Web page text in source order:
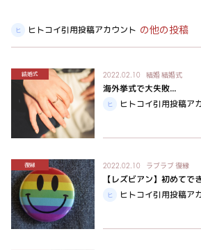
ヒトコイ引用投稿アカウント の他の投稿
結婚式 2022.02.10 結婚結婚式
海外挙式で大失敗...
ヒトコイ引用投稿ア
復縁 2022.02.10 ラブラブ復縁
【レズビアン】初めてで
ヒトコイ引用投稿ア